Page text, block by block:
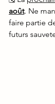
août. Ne
faire partie
futurs